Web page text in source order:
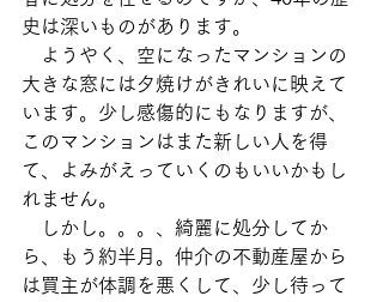
史は深いものがあります。
ようやく、空になったマンションの
大きな窓には夕焼けがきれいに映えて
います。少し感傷的にもなりますが、
このマンションはまた新しい人を得
て、よみがえっていくのもいいかもし
れません。
しかし。。。、綺麗に処分してか
ら、もう約半月。仲介の不動産屋から
は買主が体調を悪くして、少し待って